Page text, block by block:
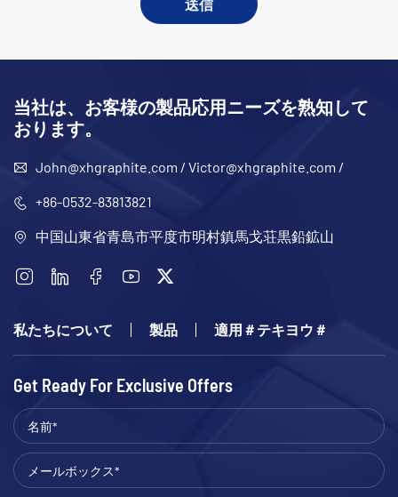
送信
当社は、お客様の製品応用ニーズを熟知して
おります。
John@xhgraphite.com / Victor@xhgraphite.com /
+86-0532-83813821
中国山東省青島市平度市明村鎮馬戈荘黒鉛鉱山
私たちについて 製品 適用＃テキヨウ＃
Get Ready For Exclusive Offers